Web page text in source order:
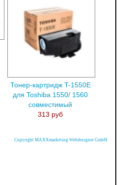
Тонер-картридж T-1550E
для Toshiba 1550/ 1560
совместимый
313 руб
Copyright MAXXmarketing Webdesigner GmbH